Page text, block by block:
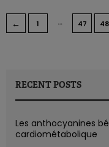
← 1 … 47 48
RECENT POSTS
Les anthocyanines
cardiométabolique